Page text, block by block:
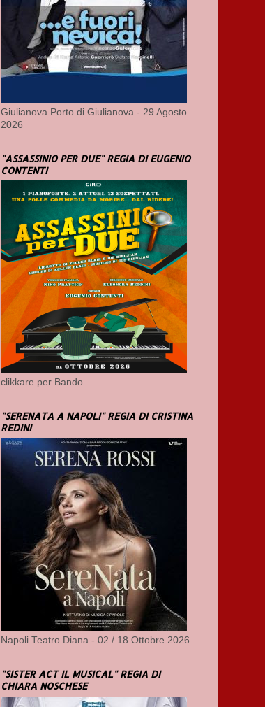
Giulianova Porto di Giulianova - 29 Agosto
2026
"ASSASSINIO PER DUE" REGIA DI EUGENIO
CONTENTI
clikkare per Bando
"SERENATA A NAPOLI" REGIA DI CRISTINA
REDINI
Napoli Teatro Diana - 02 / 18 Ottobre 2026
"SISTER ACT IL MUSICAL" REGIA DI
CHIARA NOSCHESE